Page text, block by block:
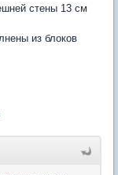
стены 13 см
из блоков